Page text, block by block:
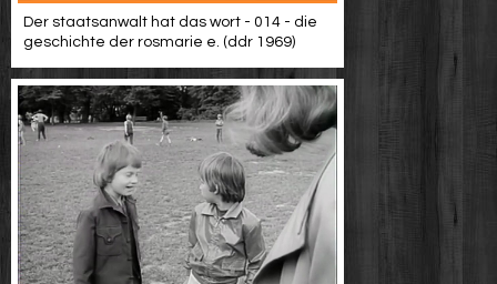
Der staatsanwalt hat das wort - 014 - die
geschichte der rosmarie e. (ddr 1969)